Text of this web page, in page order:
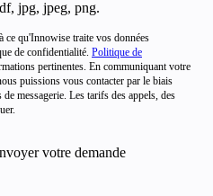
jpg, jpeg, png.
ce qu'Innowise traite vos données
de confidentialité. Politique de
pertinentes. En communiquant votre
puissions vous contacter par le biais
messagerie. Les tarifs des appels, des
votre demande